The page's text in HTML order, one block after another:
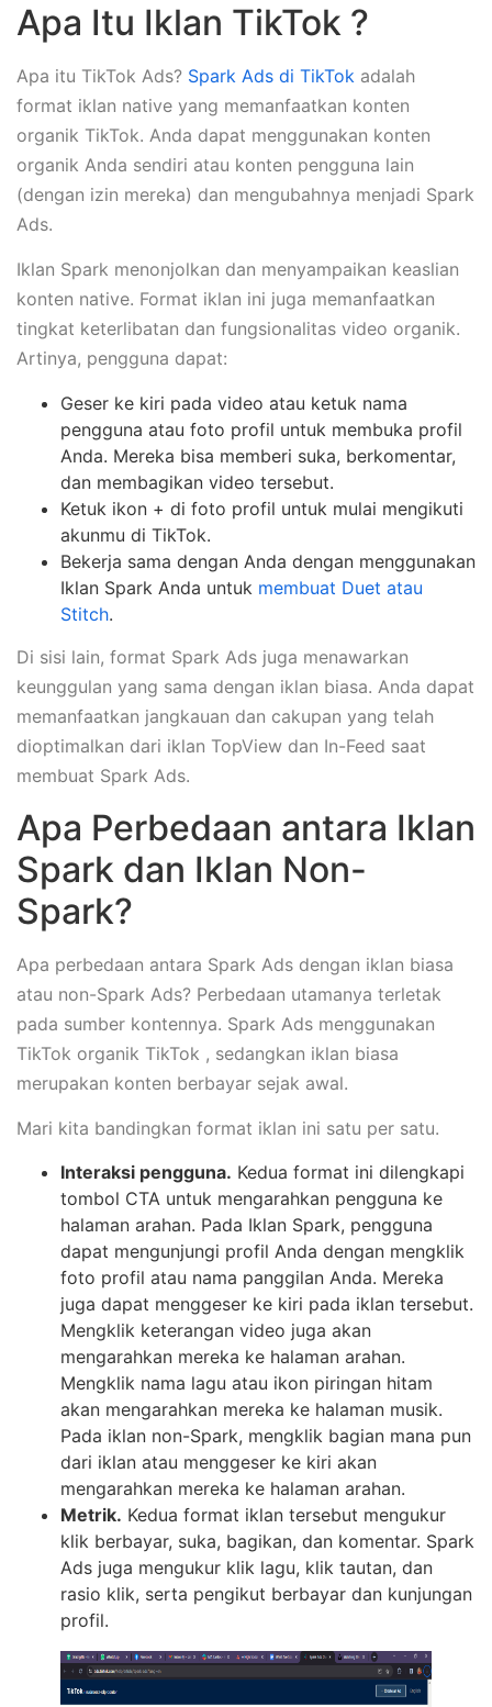
Apa Itu Iklan TikTok ?
Apa itu TikTok Ads? Spark Ads di TikTok adalah
format iklan native yang memanfaatkan konten
organik TikTok. Anda dapat menggunakan konten
organik Anda sendiri atau konten pengguna lain
(dengan izin mereka) dan mengubahnya menjadi Spark
Ads.
Iklan Spark menonjolkan dan menyampaikan keaslian
konten native. Format iklan ini juga memanfaatkan
tingkat keterlibatan dan fungsionalitas video organik.
Artinya, pengguna dapat:
Geser ke kiri pada video atau ketuk nama
pengguna atau foto profil untuk membuka profil
Anda. Mereka bisa memberi suka, berkomentar,
dan membagikan video tersebut.
Ketuk ikon + di foto profil untuk mulai mengikuti
akunmu di TikTok.
Bekerja sama dengan Anda dengan menggunakan
Iklan Spark Anda untuk membuat Duet atau
Stitch.
Di sisi lain, format Spark Ads juga menawarkan
keunggulan yang sama dengan iklan biasa. Anda dapat
memanfaatkan jangkauan dan cakupan yang telah
dioptimalkan dari iklan TopView dan In-Feed saat
membuat Spark Ads.
Apa Perbedaan antara Iklan
Spark dan Iklan Non-
Spark?
Apa perbedaan antara Spark Ads dengan iklan biasa
atau non-Spark Ads? Perbedaan utamanya terletak
pada sumber kontennya. Spark Ads menggunakan
TikTok organik TikTok , sedangkan iklan biasa
merupakan konten berbayar sejak awal.
Mari kita bandingkan format iklan ini satu per satu.
Interaksi pengguna. Kedua format ini dilengkapi
tombol CTA untuk mengarahkan pengguna ke
halaman arahan. Pada Iklan Spark, pengguna
dapat mengunjungi profil Anda dengan mengklik
foto profil atau nama panggilan Anda. Mereka
juga dapat menggeser ke kiri pada iklan tersebut.
Mengklik keterangan video juga akan
mengarahkan mereka ke halaman arahan.
Mengklik nama lagu atau ikon piringan hitam
akan mengarahkan mereka ke halaman musik.
Pada iklan non-Spark, mengklik bagian mana pun
dari iklan atau menggeser ke kiri akan
mengarahkan mereka ke halaman arahan.
Metrik. Kedua format iklan tersebut mengukur
klik berbayar, suka, bagikan, dan komentar. Spark
Ads juga mengukur klik lagu, klik tautan, dan
rasio klik, serta pengikut berbayar dan kunjungan
profil.